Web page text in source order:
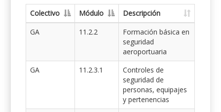
Colectivo Módulo
Descripción
GA
11.2.2
Formación básica en
seguridad
aeroportuaria
GA
11.2.3.1
Controles de
seguridad de
personas, equipajes
y pertenencias